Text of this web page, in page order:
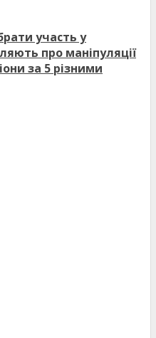
участь у
про маніпуляції
за 5 різними